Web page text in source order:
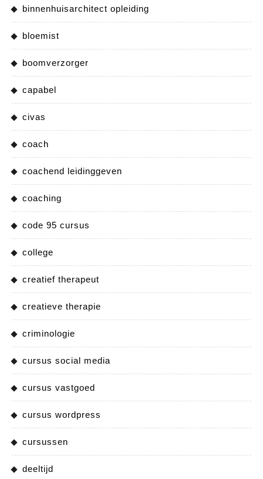
binnenhuisarchitect opleiding
bloemist
boomverzorger
capabel
civas
coach
coachend leidinggeven
coaching
code 95 cursus
college
creatief therapeut
creatieve therapie
criminologie
cursus social media
cursus vastgoed
cursus wordpress
cursussen
deeltijd